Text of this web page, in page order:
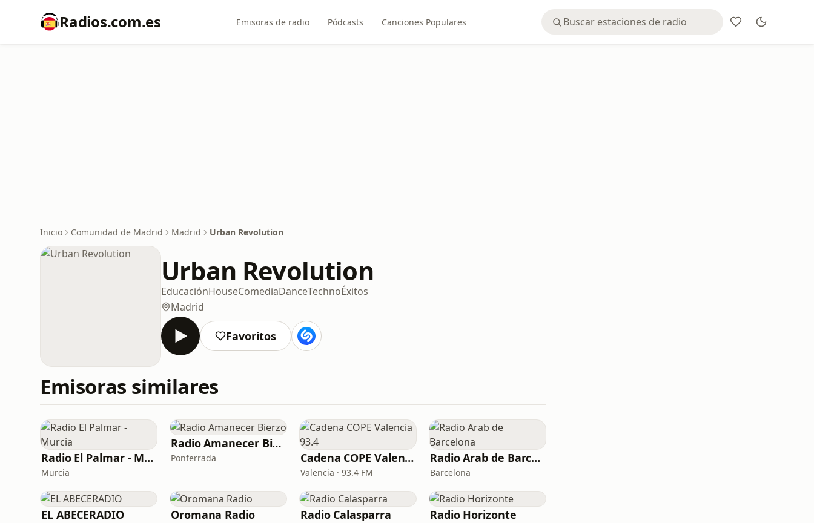
Radios.com.es Emisoras de radio Pódcasts Canciones Populares
Inicio Comunidad de Madrid Madrid Urban Revolution
Urban Revolution
EducaciónHouseComediaDanceTechnoÉxitos
Madrid
Favoritos
Emisoras similares
Radio El Palmar - Murcia
Murcia
Radio Amanecer Bierzo
Ponferrada Cadena COPE Valencia 93.4
Valencia · 93.4 FM
Radio Arab de Barcelona
Barcelona
EL ABECERADIO Oromana Radio Radio Calasparra Radio Horizonte